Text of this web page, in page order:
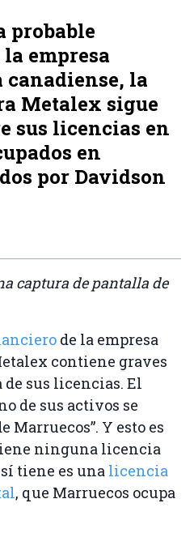
probable
empresa
la
Metalex sigue
sus licencias en
en
por Davidson
captura de pantalla de
de la empresa
contiene graves
de sus licencias. El
de sus activos se
Marruecos”. Y esto es
ninguna licencia
tiene es una licencia
, que Marruecos ocupa